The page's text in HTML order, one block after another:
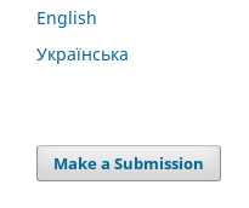
English
Українська
Make a Submission